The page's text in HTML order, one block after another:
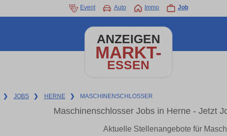
Event Auto Immo Job
ANZEIGEN
MARKT-
ESSEN
❯ JOBS ❯ HERNE ❯ MASCHINENSCHLOSSER
Maschinenschlosser Jobs in Herne - Jetzt
Aktuelle Stellenangebote für